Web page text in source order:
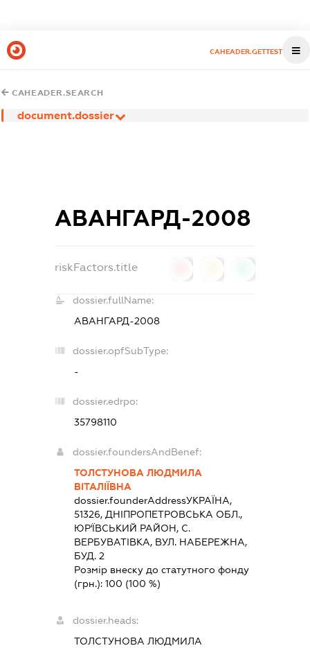
CAHEADER.GETTEST
CAHEADER.SEARCH
document.dossier
АВАНГАРД-2008
riskFactors.title
dossier.fullName:
АВАНГАРД-2008
dossier.opfSubType:
-
dossier.edrpo:
35798110
dossier.foundersAndBenef:
ТОЛСТУНОВА ЛЮДМИЛА
ВІТАЛІЇВНА
dossier.founderAddressУКРАЇНА,
51326, ДНIПРОПЕТРОВСЬКА ОБЛ.,
ЮР'ЇВСЬКИЙ РАЙОН, С.
ВЕРБУВАТІВКА, ВУЛ. НАБЕРЕЖНА,
БУД. 2
Розмір внеску до статутного фонду
(грн.):100 (100 %)
dossier.heads:
ТОЛСТУНОВА ЛЮДМИЛА